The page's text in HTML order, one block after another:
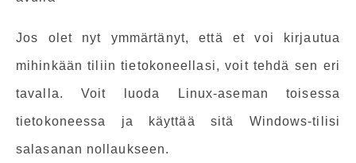
Jos olet nyt ymmärtänyt, että et voi kirjautua
mihinkään tiliin tietokoneellasi, voit tehdä sen eri
tavalla. Voit luoda Linux-aseman toisessa
tietokoneessa ja käyttää sitä Windows-tilisi
salasanan nollaukseen.